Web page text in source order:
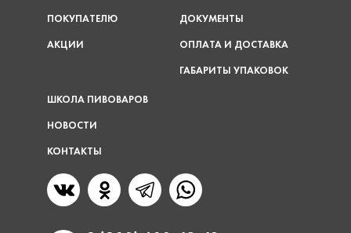
ПОКУПАТЕЛЮ
АКЦИИ
ДОКУМЕНТЫ
ОПЛАТА И ДОСТАВКА
ГАБАРИТЫ УПАКОВОК
ШКОЛА ПИВОВАРОВ
НОВОСТИ
КОНТАКТЫ